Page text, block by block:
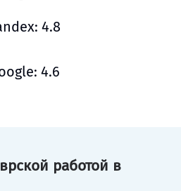
4.8
4.6
работой в